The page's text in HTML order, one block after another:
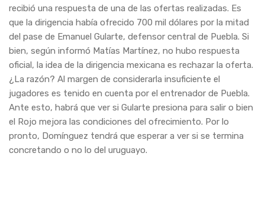
recibió una respuesta de una de las ofertas realizadas. Es
que la dirigencia había ofrecido 700 mil dólares por la mitad
del pase de Emanuel Gularte, defensor central de Puebla. Si
bien, según informó Matías Martínez, no hubo respuesta
oficial, la idea de la dirigencia mexicana es rechazar la oferta.
¿La razón? Al margen de considerarla insuficiente el
jugadores es tenido en cuenta por el entrenador de Puebla.
Ante esto, habrá que ver si Gularte presiona para salir o bien
el Rojo mejora las condiciones del ofrecimiento. Por lo
pronto, Domínguez tendrá que esperar a ver si se termina
concretando o no lo del uruguayo.